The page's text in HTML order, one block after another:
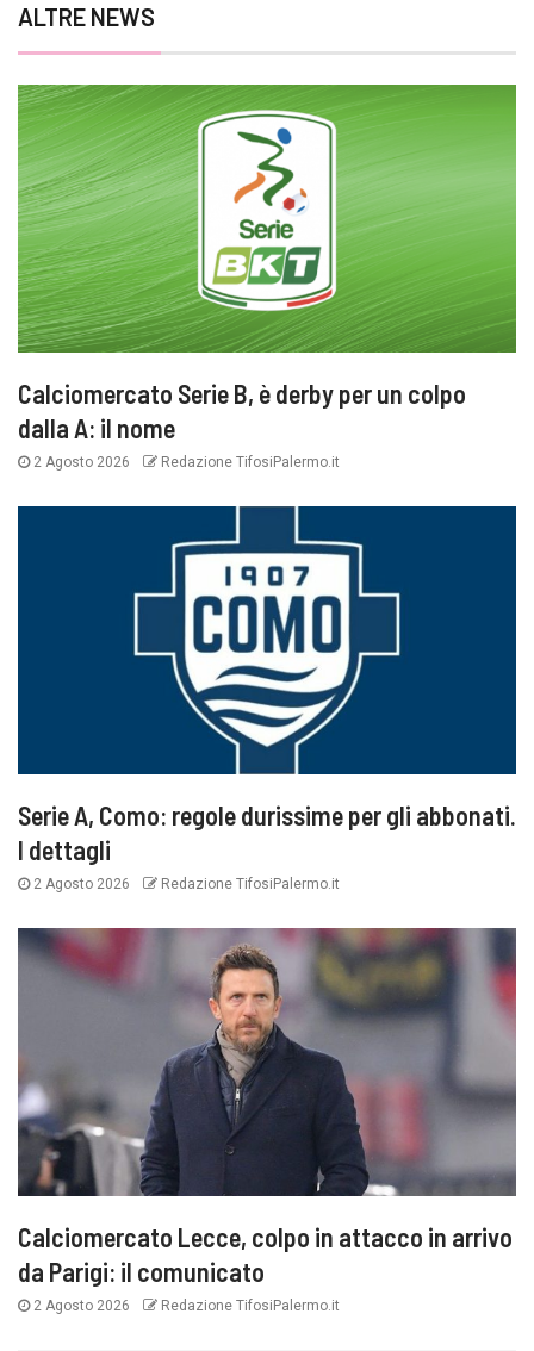
ALTRE NEWS
Calciomercato Serie B, è derby per un colpo
dalla A: il nome
2 Agosto 2026 Redazione TifosiPalermo.it
Serie A, Como: regole durissime per gli abbonati.
I dettagli
2 Agosto 2026 Redazione TifosiPalermo.it
Calciomercato Lecce, colpo in attacco in arrivo
da Parigi: il comunicato
2 Agosto 2026 Redazione TifosiPalermo.it